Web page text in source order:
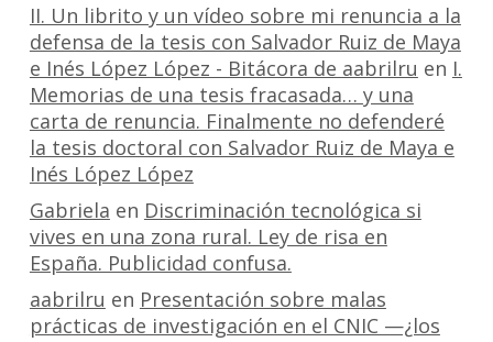
II. Un librito y un vídeo sobre mi renuncia a la
defensa de la tesis con Salvador Ruiz de Maya
e Inés López López - Bitácora de aabrilru en I.
Memorias de una tesis fracasada… y una
carta de renuncia. Finalmente no defenderé
la tesis doctoral con Salvador Ruiz de Maya e
Inés López López
Gabriela en Discriminación tecnológica si
vives en una zona rural. Ley de risa en
España. Publicidad confusa.
aabrilru en Presentación sobre malas
prácticas de investigación en el CNIC —¿los